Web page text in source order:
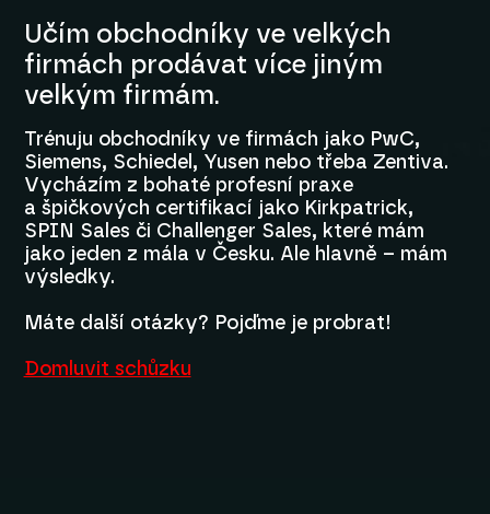
Učím obchodníky ve velkých
firmách prodávat více jiným
velkým firmám.
Trénuju obchodníky ve firmách jako PwC,
Siemens, Schiedel, Yusen nebo třeba Zentiva.
Vycházím z bohaté profesní praxe
a špičkových certifikací jako Kirkpatrick,
SPIN Sales či Challenger Sales, které mám
jako jeden z mála v Česku. Ale hlavně – mám
výsledky.
Máte další otázky? Pojďme je probrat!
Domluvit schůzku